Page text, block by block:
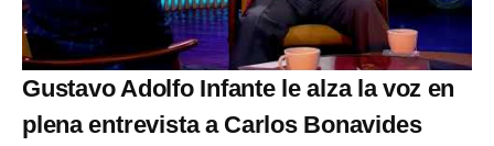
Gustavo Adolfo Infante le alza la voz en
plena entrevista a Carlos Bonavides